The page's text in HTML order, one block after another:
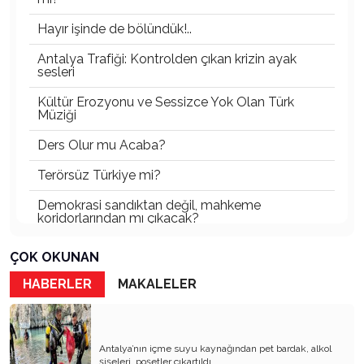
Hayır işinde de bölündük!..
Antalya Trafiği: Kontrolden çıkan krizin ayak
sesleri
Kültür Erozyonu ve Sessizce Yok Olan Türk
Müziği
Ders Olur mu Acaba?
Terörsüz Türkiye mi?
Demokrasi sandıktan değil, mahkeme
koridorlarından mı çıkacak?
Gazetecinin kaderi!..
Turizmde Herşey Dahil Sistemi tartışılmalı
MB Başkanı ve Şimşek’e
Padişahın Vergi Deneyi!..
ÇOK OKUNAN
HABERLER
MAKALELER
Antalya’nın içme suyu kaynağından pet bardak, alkol
şişeleri, poşetler çıkartıldı